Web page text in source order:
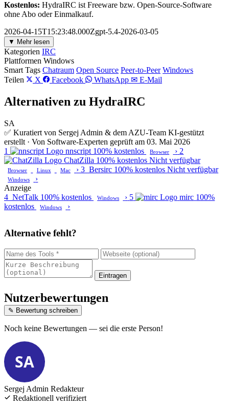
Kostenlos: HydraIRC ist Freeware bzw. Open-Source-Software
ohne Abo oder Einmalkauf.
2026-04-15T15:23:48.000Zgpt-5.4-2026-03-05
▼ Mehr lesen
Kategorien IRC
Plattformen Windows
Smart Tags Chatraum Open Source Peer-to-Peer Windows
Teilen
X Facebook WhatsApp ✉ E-Mail
Alternativen zu HydraIRC
SA
✅ Kuratiert von Sergej Admin & dem AZU-Team KI-gestützt
erstellt · Von Software-Experten geprüft am 03. Mai 2026
1
nnscript 100% kostenlos Browser › 2
ChatZilla 100% kostenlos Nicht verfügbar
Browser Linux Mac › 3 Bersirc 100% kostenlosNicht verfügbar
Windows
›
Anzeige
4 NetTalk 100% kostenlos Windows › 5 mirc 100%
kostenlos
Windows ›
Alternative fehlt?
Eintragen
Nutzerbewertungen
✎ Bewertung schreiben
Noch keine Bewertungen — sei die erste Person!
SA
Sergej Admin Redakteur
Redaktionell verifiziert